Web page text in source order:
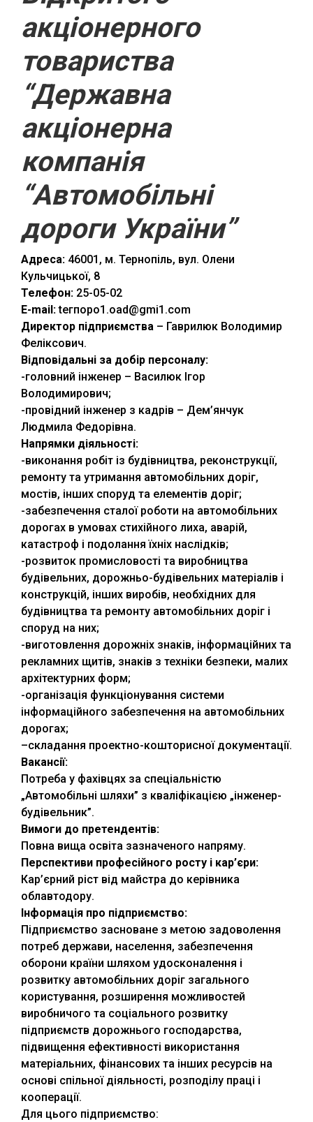
акціонерного
товариства
“Державна
акціонерна
компанія
“Автомобільні
дороги України”
Адреса: 46001, м. Тернопіль, вул. Олени
Кульчицької, 8
Телефон: 25-05-02
E-mail:tегпоро1.оаd@gmі1.соm
Директор підприємства – Гаврилюк Володимир
Феліксович.
Відповідальні за добір персоналу:
-головний інженер – Василюк Ігор
Володимирович;
-провідний інженер з кадрів – Дем’янчук
Людмила Федорівна.
Напрямки діяльності:
-виконання робіт із будівництва, реконструкції,
ремонту та утримання автомобільних доріг,
мостів, інших споруд та елементів доріг;
-забезпечення сталої роботи на автомобільних
дорогах в умовах стихійного лиха, аварій,
катастроф і подолання їхніх наслідків;
-розвиток промисловості та виробництва
будівельних, дорожньо-будівельних матеріалів і
конструкцій, інших виробів, необхідних для
будівництва та ремонту автомобільних доріг і
споруд на них;
-виготовлення дорожніх знаків, інформаційних та
рекламних щитів, знаків з техніки безпеки, малих
архітектурних форм;
-організація функціонування системи
інформаційного забезпечення на автомобільних
дорогах;
–складання проектно-кошторисної документації.
Вакансії:
Потреба у фахівцях за спеціальністю
„Автомобільні шляхи” з кваліфікацією „інженер-
будівельник”.
Вимоги до претендентів:
Повна вища освіта зазначеного напряму.
Перспективи професійного росту і кар’єри:
Кар’єрний ріст від майстра до керівника
облавтодору.
Інформація про підприємство:
Підприємство засноване з метою задоволення
потреб держави, населення, забезпечення
оборони країни шляхом удосконалення і
розвитку автомобільних доріг загального
користування, розширення можливостей
виробничого та соціального розвитку
підприємств дорожнього господарства,
підвищення ефективності використання
матеріальних, фінансових та інших ресурсів на
основі спільної діяльності, розподілу праці і
кооперації.
Для цього підприємство: